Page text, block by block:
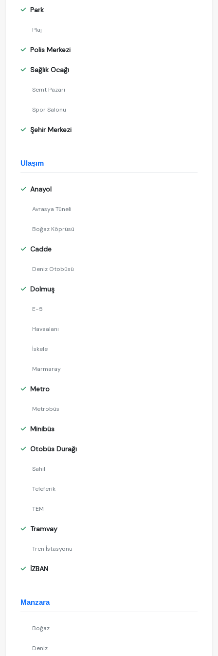
Park
Plaj
Polis Merkezi
Sağlık Ocağı
Semt Pazarı
Spor Salonu
Şehir Merkezi
Ulaşım
Anayol
Avrasya Tüneli
Boğaz Köprüsü
Cadde
Deniz Otobüsü
Dolmuş
E-5
Havaalanı
İskele
Marmaray
Metro
Metrobüs
Minibüs
Otobüs Durağı
Sahil
Teleferik
TEM
Tramvay
Tren İstasyonu
İZBAN
Manzara
Boğaz
Deniz